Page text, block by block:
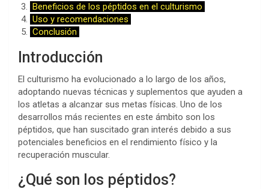
Beneficios de los péptidos en el culturismo
Uso y recomendaciones
Conclusión
Introducción
El culturismo ha evolucionado a lo largo de los años,
adoptando nuevas técnicas y suplementos que ayuden a
los atletas a alcanzar sus metas físicas. Uno de los
desarrollos más recientes en este ámbito son los
péptidos, que han suscitado gran interés debido a sus
potenciales beneficios en el rendimiento físico y la
recuperación muscular.
¿Qué son los péptidos?